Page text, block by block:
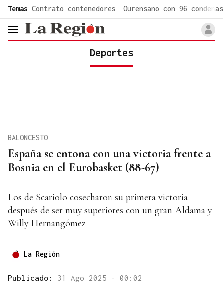
Temas Contrato contenedores Ourensano con 96 condenas
header.menu.open
Deportes
España se entona con una victoria frente a
Bosnia en el Eurobasket (88-67)
BALONCESTO
Los de Scariolo cosecharon su primera victoria
después de ser muy superiores con un gran Aldama y
Willy Hernangómez
La Región
Publicado: 31 Ago 2025 - 00:02